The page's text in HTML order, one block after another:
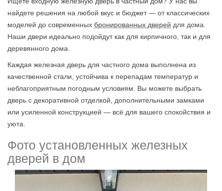
найдете решения на любой вкус и бюджет — от классических
моделей до современных бронированных дверей для дома.
Наши двери идеально подойдут как для кирпичного, так и для
деревянного дома.
Каждая железная дверь для частного дома выполнена из
качественной стали, устойчива к перепадам температур и
неблагоприятным погодным условиям. Вы можете выбрать
дверь с декоративной отделкой, дополнительными замками
или усиленной конструкцией — всё для вашего спокойствия и
уюта.
Фото установленных железных
дверей в дом